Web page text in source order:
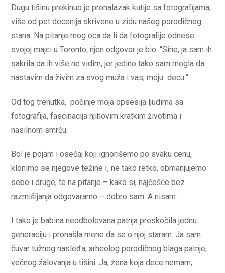
Dugu tišinu prekinuo je pronalazak kutije sa fotografijama,
više od pet decenija skrivene u zidu našeg porodičnog
stana. Na pitanje mog oca da li da fotografije odnese
svojoj majci u Toronto, njen odgovor je bio: “Sine, ja sam ih
sakrila da ih više ne vidim, jer jedino tako sam mogla da
nastavim da živim za svog muža i vas, moju decu.”
Od tog trenutka, počinje moja opsesija ljudima sa
fotografija, fascinacija njihovim kratkim životima i
nasilnom smrću.
Bol je pojam i osećaj koji ignorišemo po svaku cenu,
klonimo se njegove težine I, ne tako retko, obmanjujemo
sebe i druge, te na pitanje – kako si, najčešće bez
razmišljanja odgovaramo – dobro sam. A nisam.
I tako je babina neodbolovana patnja preskočila jednu
generaciju i pronašla mene da se o njoj staram. Ja sam
čuvar tužnog nasleđa, arheolog porodičnog blaga patnje,
večnog žalovanja u tišini. Ja, žena koja dece nemam,